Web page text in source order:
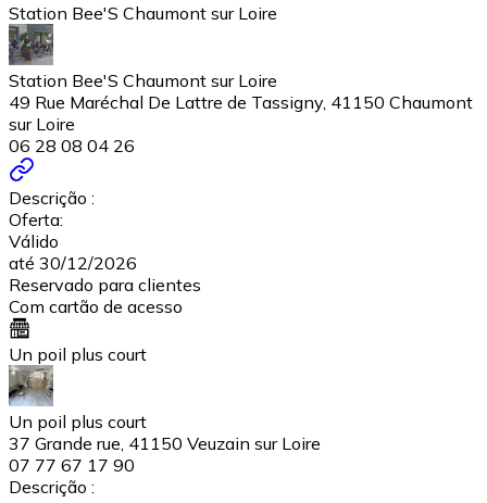
Station Bee'S Chaumont sur Loire
Station Bee'S Chaumont sur Loire
49 Rue Maréchal De Lattre de Tassigny, 41150 Chaumont
sur Loire
06 28 08 04 26
Descrição :
Oferta:
Válido
até 30/12/2026
Reservado para clientes
Com cartão de acesso
Un poil plus court
Un poil plus court
37 Grande rue, 41150 Veuzain sur Loire
07 77 67 17 90
Descrição :